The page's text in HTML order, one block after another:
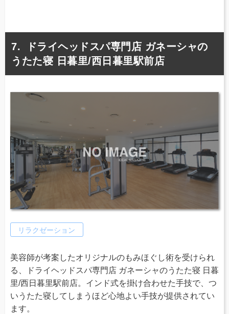
ドライヘッドスパ専門店 ガネーシャの
うたた寝 日暮里/西日暮里駅前店
リラクゼーション
美容師が考案したオリジナルのもみほぐし術を受けられ
る、ドライヘッドスパ専門店 ガネーシャのうたた寝 日暮
里/西日暮里駅前店。インド式を掛け合わせた手技で、つ
いうたた寝してしまうほど心地よい手技が提供されてい
ます。